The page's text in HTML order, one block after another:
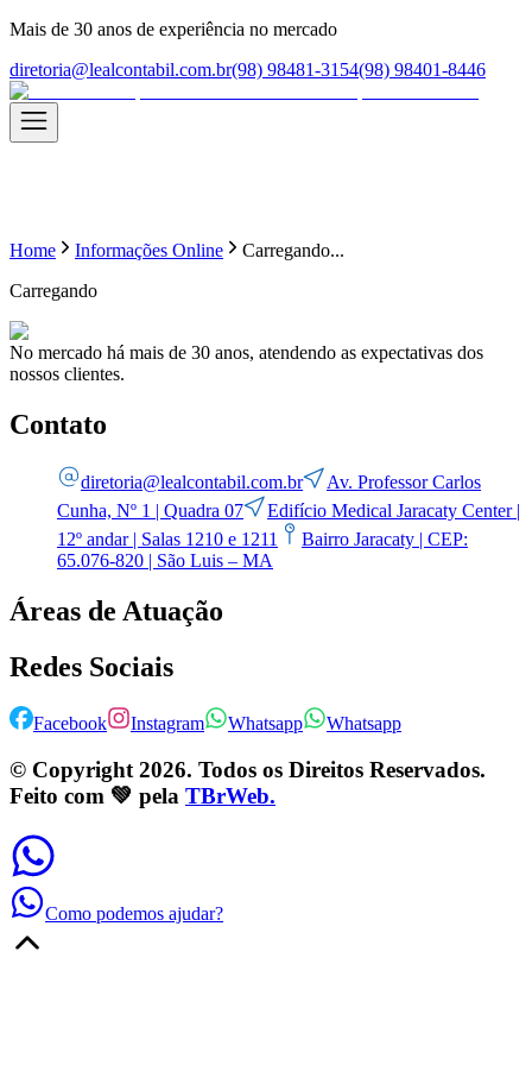
Mais de 30 anos de experiência no mercado
diretoria@lealcontabil.com.br(98) 98481-3154(98) 98401-8446
Home Informações Online
Carregando...
Carregando
No mercado há mais de 30 anos, atendendo as expectativas dos
nossos clientes.
Contato
diretoria@lealcontabil.com.br
Av. Professor Carlos
Cunha, Nº 1 | Quadra 07
Edifício Medical Jaracaty Center |
12º andar | Salas 1210 e 1211
Bairro Jaracaty | CEP:
65.076-820 | São Luis – MA
Áreas de Atuação
Redes Sociais
Facebook Instagram Whatsapp Whatsapp
© Copyright 2026. Todos os Direitos Reservados.
Feito com 💚 pela TBrWeb.
Como podemos ajudar?